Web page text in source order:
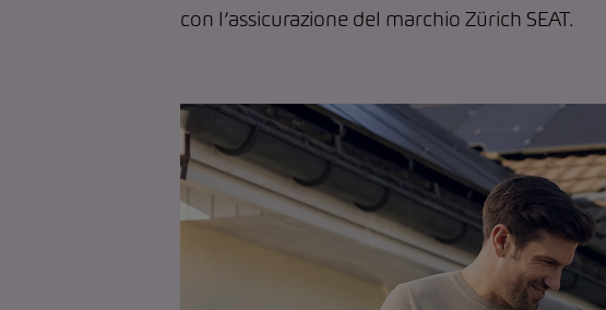
con l’assicurazione del marchio Zürich SEAT.